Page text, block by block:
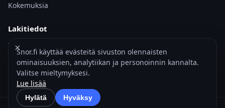
Kokemuksia
Lakitiedot
Yhteystiedot
Käyttöehdot
Tietoja snor.fi – sivustosta
×Snor.fi käyttää evästeitä sivuston olennaisten
ominaisuuksien, analytiikan ja personoinnin kannalta.
Valitse mieltymyksesi.
Lue lisää
Hylätä Hyväksy